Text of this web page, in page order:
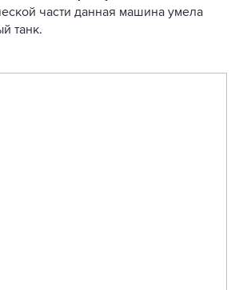
части данная машина умела
танк.